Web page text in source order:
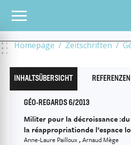
Homepage Zeitschriften
ALLE HEFTE
INHALTSÜBERSICHT REFERENZEN
GÉO-REGARDS 6/2013
Militer pour la décroissance
la réappropriationde l’espace
Anne-Laure Pailloux Arnaud Mège